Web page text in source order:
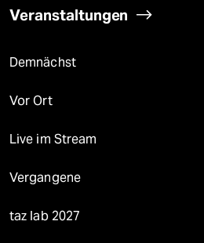
Veranstaltungen
Demnächst
Vor Ort
Live im Stream
Vergangene
taz lab 2027